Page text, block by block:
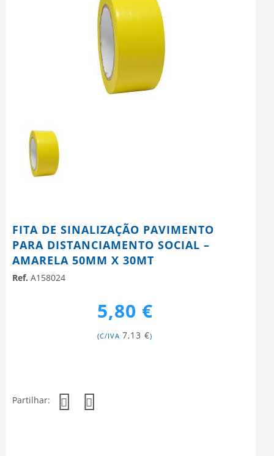
FITA DE SINALIZAÇÃO PAVIMENTO
PARA DISTANCIAMENTO SOCIAL –
AMARELA 50MM X 30MT
Ref. A158024
5,80 €
(C/IVA 7,13 €)
Partilhar: